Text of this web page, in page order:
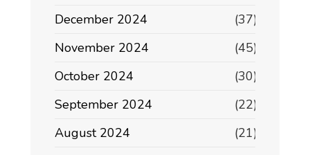
December 2024
(37)
November 2024
(45)
October 2024
(30)
September 2024
(22)
August 2024
(21)